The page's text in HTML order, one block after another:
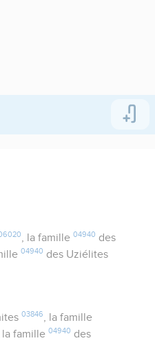
, la famille 04940 des
04940 des Uziélites
03846 , la famille
la famille04940 des